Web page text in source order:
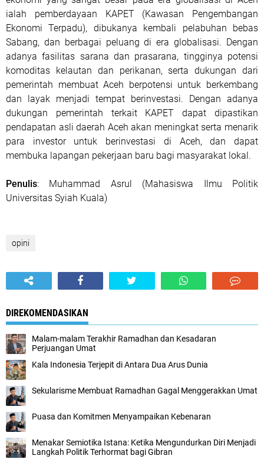
ialah pemberdayaan KAPET (Kawasan Pengembangan
Ekonomi Terpadu), dibukanya kembali pelabuhan bebas
Sabang, dan berbagai peluang di era globalisasi. Dengan
adanya fasilitas sarana dan prasarana, tingginya potensi
komoditas kelautan dan perikanan, serta dukungan dari
pemerintah membuat Aceh berpotensi untuk berkembang
dan layak menjadi tempat berinvestasi. Dengan adanya
dukungan pemerintah terkait KAPET dapat dipastikan
pendapatan asli daerah Aceh akan meningkat serta menarik
para investor untuk berinvestasi di Aceh, dan dapat
membuka lapangan pekerjaan baru bagi masyarakat lokal.
Penulis: Muhammad Asrul (Mahasiswa Ilmu Politik
Universitas Syiah Kuala)
opini
DIREKOMENDASIKAN
Malam-malam Terakhir Ramadhan dan Kesadaran
Perjuangan Umat
Kala Indonesia Terjepit di Antara Dua Arus Dunia
Sekularisme Membuat Ramadhan Gagal Menggerakkan Umat
Puasa dan Komitmen Menyampaikan Kebenaran
Menakar Semiotika Istana: Ketika Mengundurkan Diri Menjadi
Langkah Politik Terhormat bagi Gibran